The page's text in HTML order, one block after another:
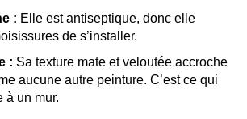
: Elle est antiseptique, donc elle
de s’installer.
: Sa texture mate et veloutée accroche
aucune autre peinture. C’est ce qui
à un mur.